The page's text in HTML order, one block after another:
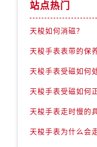
站点热门
天梭如何消磁？
天梭手表表带的保
天梭手表受磁如何
天梭手表受磁如何
天梭手表走时慢的
天梭手表为什么会